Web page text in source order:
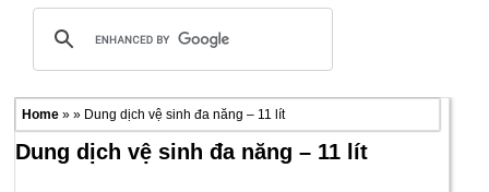
Home» » Dung dịch vệ sinh đa năng – 11 lít
Dung dịch vệ sinh đa năng – 11 lít